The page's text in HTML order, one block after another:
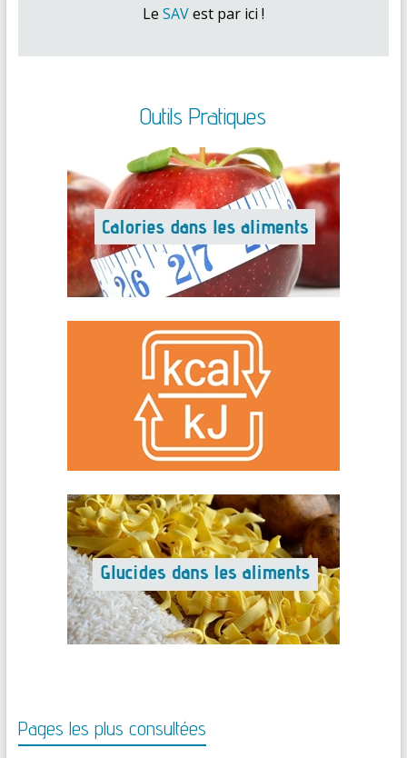
Le SAVest par ici !
Outils Pratiques
Pages les plus consultées